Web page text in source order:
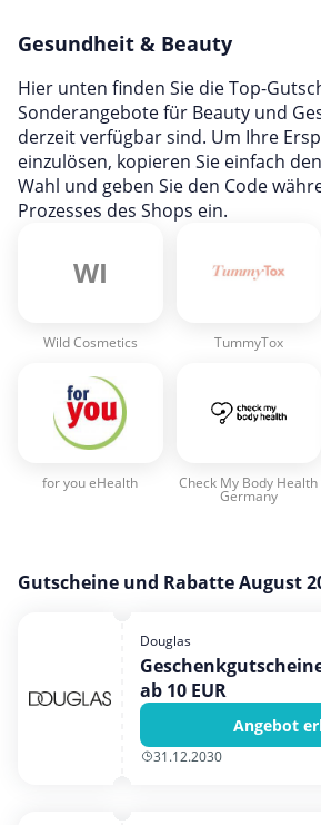
Mobilfunk & Internet
Mode & Accessoires
Shopping
Sonstiges
Sport & Freizeit
Gesundheit & Beauty
Hier unten finden Sie die Top-
Sonderangebote für Beauty und
derzeit verfügbar sind. Um Ihre
einzulösen, kopieren Sie einfach
Wahl und geben Sie den Code
Prozesses des Shops ein.
WI
Wild Cosmetics TummyTox
for you eHealth Check My Body Health
Germany
Gutscheine und Rabatte August
Douglas
ab 10 EUR
Angebot
31.12.2030